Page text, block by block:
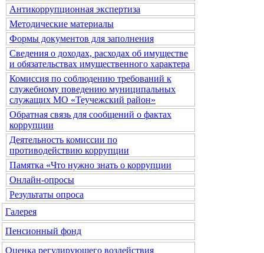
Антикоррупционная экспертиза
Методические материалы
Формы документов для заполнения
Сведения о доходах, расходах об имуществе
и обязательствах имущественного характера
Комиссия по соблюдению требований к
служебному поведению муниципальных
служащих МО «Теучежский район»
Обратная связь для сообщений о фактах
коррупции
Деятельность комиссии по
противодействию коррупции
Памятка «Что нужно знать о коррупции
Онлайн-опросы
Результаты опроса
Галерея
Пенсионный фонд
Оценка регулирующего воздействия